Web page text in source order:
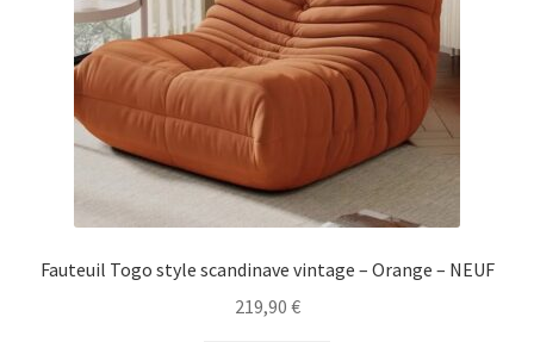
Fauteuil Togo style scandinave vintage – Orange – NEUF
219,90 €